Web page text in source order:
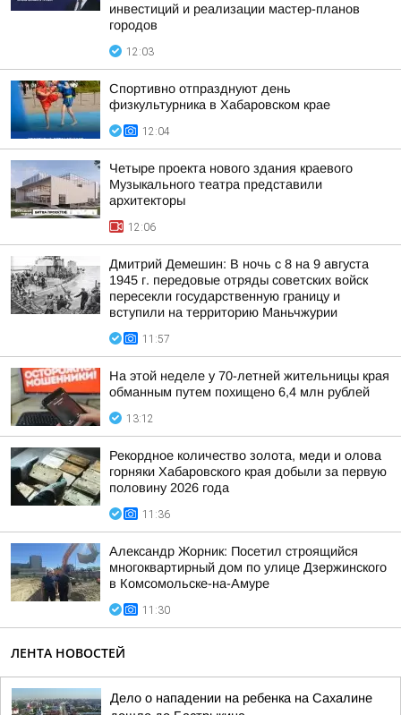
инвестиций и реализации мастер-планов
городов
12:03
Спортивно отпразднуют день
физкультурника в Хабаровском крае
12:04
Четыре проекта нового здания краевого
Музыкального театра представили
архитекторы
12:06
Дмитрий Демешин: В ночь с 8 на 9 августа
1945 г. передовые отряды советских войск
пересекли государственную границу и
вступили на территорию Маньчжурии
11:57
На этой неделе у 70-летней жительницы края
обманным путем похищено 6,4 млн рублей
13:12
Рекордное количество золота, меди и олова
горняки Хабаровского края добыли за первую
половину 2026 года
11:36
Александр Жорник: Посетил строящийся
многоквартирный дом по улице Дзержинского
в Комсомольске-на-Амуре
11:30
ЛЕНТА НОВОСТЕЙ
Дело о нападении на ребенка на Сахалине